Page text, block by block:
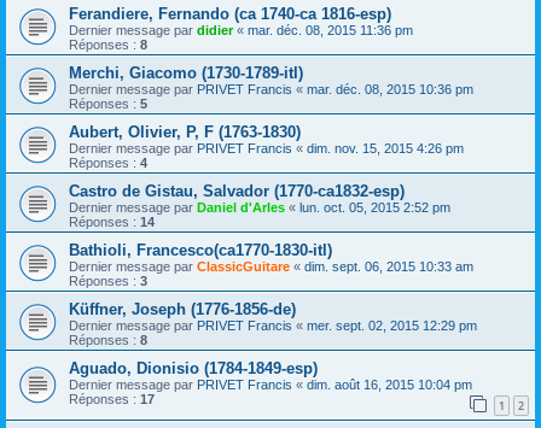
Ferandiere, Fernando (ca 1740-ca 1816-esp)
Dernier message par didier« mar. déc. 08, 2015 11:36 pm
Réponses : 8
Merchi, Giacomo (1730-1789-itl)
Dernier message par PRIVET Francis « mar. déc. 08, 2015 10:36 pm
Réponses : 5
Aubert, Olivier, P, F (1763-1830)
Dernier message par PRIVET Francis « dim. nov. 15, 2015 4:26 pm
Réponses : 4
Castro de Gistau, Salvador (1770-ca1832-esp)
Dernier message par Daniel d'Arles « lun. oct. 05, 2015 2:52 pm
Réponses : 14
Bathioli, Francesco(ca1770-1830-itl)
Dernier message par ClassicGuitare « dim. sept. 06, 2015 10:33 am
Réponses : 3
Küffner, Joseph (1776-1856-de)
Dernier message par PRIVET Francis « mer. sept. 02, 2015 12:29 pm
Réponses : 8
Aguado, Dionisio (1784-1849-esp)
Dernier message par PRIVET Francis « dim. août 16, 2015 10:04 pm
Réponses : 17 1 2